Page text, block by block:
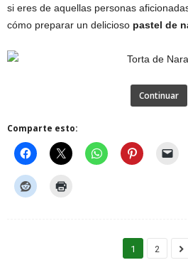
si eres de aquellas personas
cómo preparar un delicioso pastel de
Continuar
Comparte esto:
1 2